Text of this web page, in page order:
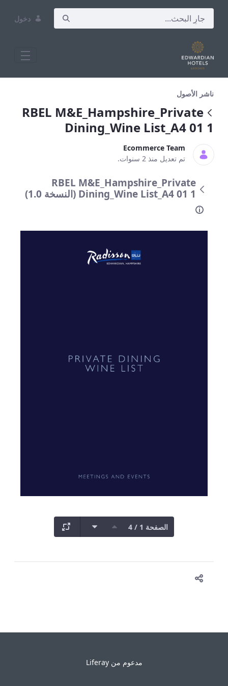
دخول
ناشر الأصول
RBEL M&E_Hampshire_Private
Dining_Wine List_A4 01 1
Ecommerce Team
تم تعديل منذ 2 سنوات.
RBEL M&E_Hampshire_Private
Dining_Wine List_A4 01 1 (النسخة 1.0)
الصفحة 1 / 4
مدعوم منLiferay